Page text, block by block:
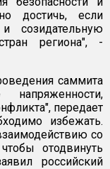
достичь, если
созидательную
региона", -
саммита
напряженности,
передает
избежать.
со
отодвинуть
российский